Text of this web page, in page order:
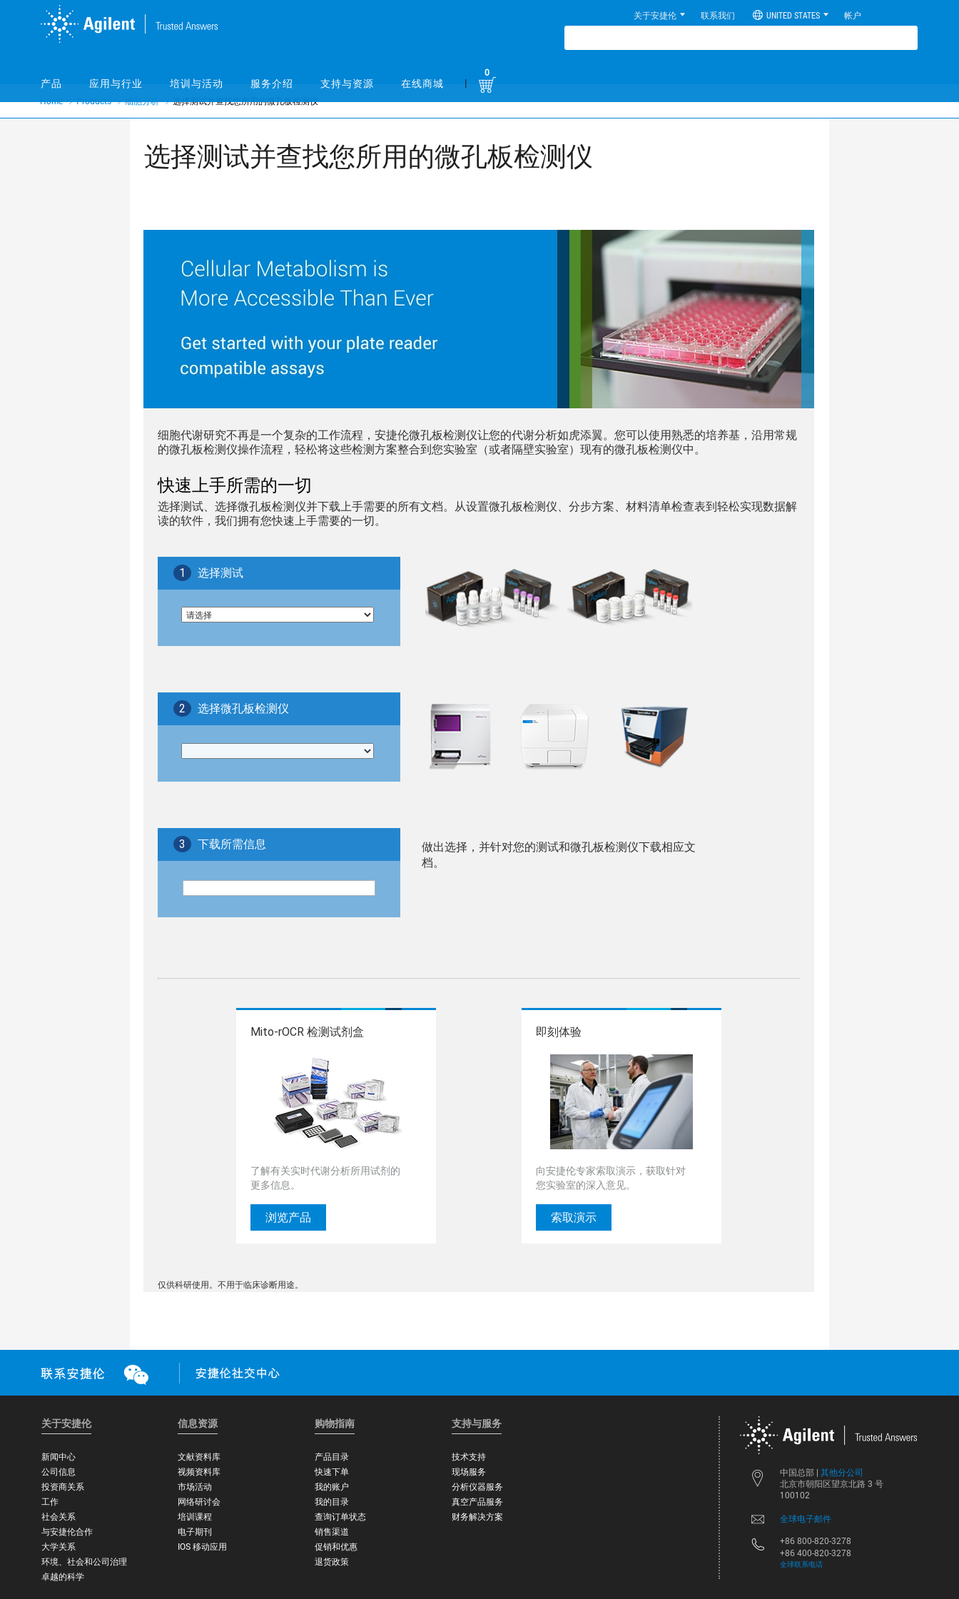
关于安捷伦 联系我们 UNITED STATES 帐户
产品 应用与行业 培训与活动 服务介绍 支持与资源 在线商城 |
0
Home Products 细胞分析 选择测试并查找您所用的微孔板检测仪
选择测试并查找您所用的微孔板检测仪
细胞代谢研究不再是一个复杂的工作流程，安捷伦微孔板检测仪让您的代谢分析如虎添翼。您可以使用熟悉的培养基，沿用常规
的微孔板检测仪操作流程，轻松将这些检测方案整合到您实验室（或者隔壁实验室）现有的微孔板检测仪中。 ​
快速上手所需的一切
选择测试、选择微孔板检测仪并下载上手需要的所有文档。从设置微孔板检测仪、分步方案、材料清单检查表到轻松实现数据解
读的软件，我们拥有您快速上手需要的一切。
1 选择测试
2 选择微孔板检测仪
3 下载所需信息
做出选择，并针对您的测试和微孔板检测仪下载相应文
档。
Mito-rOCR 检测试剂盒
了解有关实时代谢分析所用试剂的
更多信息。
浏览产品
即刻体验
向安捷伦专家索取演示，获取针对
您实验室的深入意见。
索取演示
仅供科研使用。不用于临床诊断用途。
中国总部 | 其他分公司
北京市朝阳区望京北路 3 号
100102
全球电子邮件
+86 800-820-3278
+86 400-820-3278
全球联系电话
关于安捷伦
新闻中心
公司信息
投资商关系
工作
社会关系
与安捷伦合作
大学关系
环境、社会和公司治理
卓越的科学
信息资源
文献资料库
视频资料库
市场活动
网络研讨会
培训课程
电子期刊
IOS 移动应用
购物指南
产品目录
快速下单
我的账户
我的目录
查询订单状态
销售渠道
促销和优惠
退货政策
支持与服务
技术支持
现场服务
分析仪器服务
真空产品服务
财务解决方案